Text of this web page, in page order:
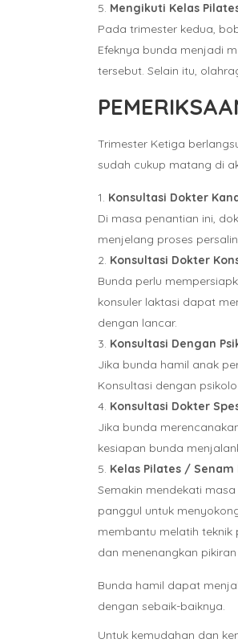
Mengikuti Kelas
Pada trimester kedua,
Efeknya bunda menjadi
tersebut. Selain itu,
Trimester Ketiga
sudah cukup matang di
Konsultasi Dokter
Di masa penantian ini,
menjelang proses
Konsultasi Dokter
Bunda perlu
konsuler laktasi dapat
dengan lancar.
Konsultasi Dengan
Jika bunda hamil anak
Konsultasi dengan
Konsultasi Dokter
Jika bunda
kesiapan bunda
Kelas Pilates / Senam
Semakin mendekati
panggul untuk
membantu melatih
dan menenangkan
Bunda hamil dapat
dengan sebaik-baiknya.
Untuk kemudahan dan